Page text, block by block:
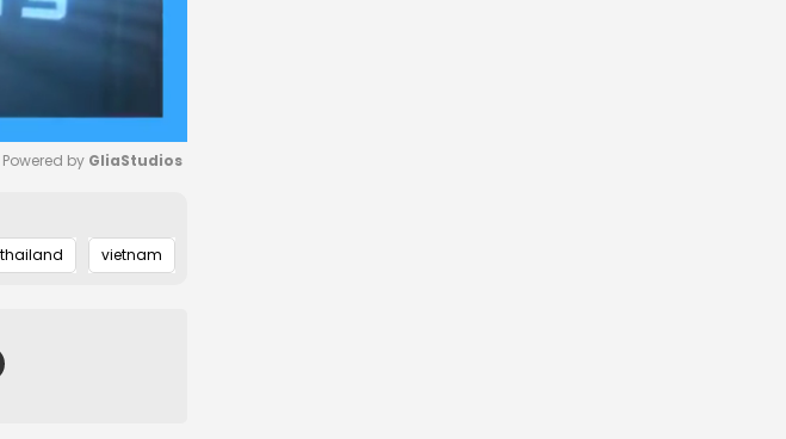
Powered by GliaStudios
thailand vietnam